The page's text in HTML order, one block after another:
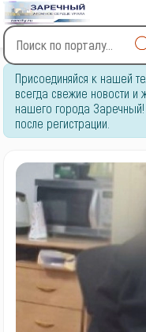
Type 2 or more characters
for results.
Присоединяйся к нашей
всегда свежие новости и
нашего города
после регистрации.